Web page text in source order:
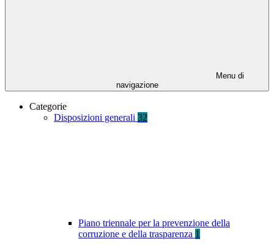
Menu di
navigazione
Categorie
Disposizioni generali 32
Piano triennale per la prevenzione della
corruzione e della trasparenza 1